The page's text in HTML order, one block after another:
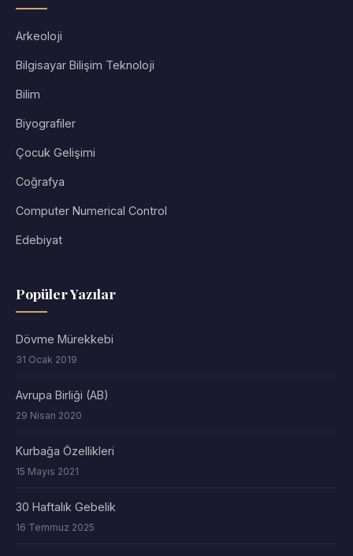
Arkeoloji
Bilgisayar Bilişim Teknoloji
Bilim
Biyografiler
Çocuk Gelişimi
Coğrafya
Computer Numerical Control
Edebiyat
Popüler Yazılar
Dövme Mürekkebi
31 Ocak 2019
Avrupa Birliği (AB)
29 Nisan 2020
Kurbağa Özellikleri
15 Mayıs 2021
30 Haftalık Gebelik
16 Temmuz 2025